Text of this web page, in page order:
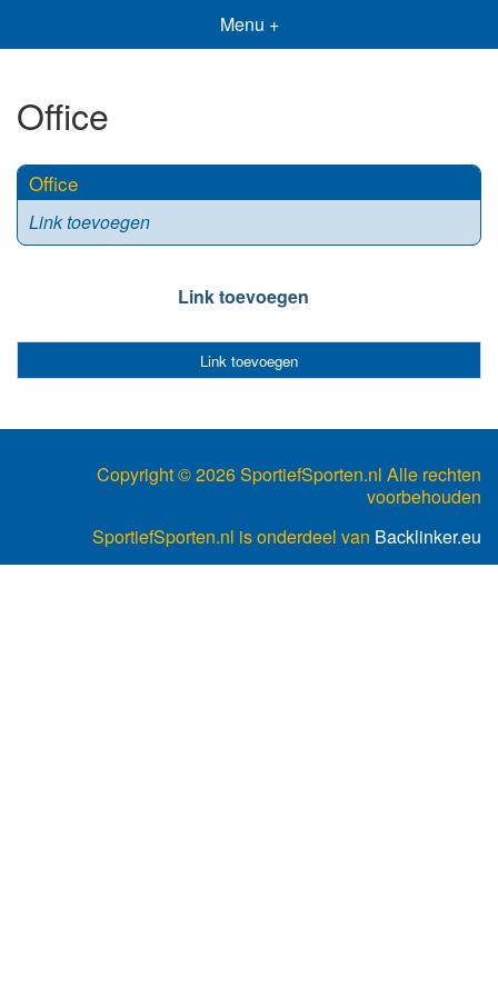
Menu +
Office
Office
Link toevoegen
Link toevoegen
Link toevoegen
Copyright ©2026 SportiefSporten.nl Alle rechten
voorbehouden
SportiefSporten.nl is onderdeel van Backlinker.eu